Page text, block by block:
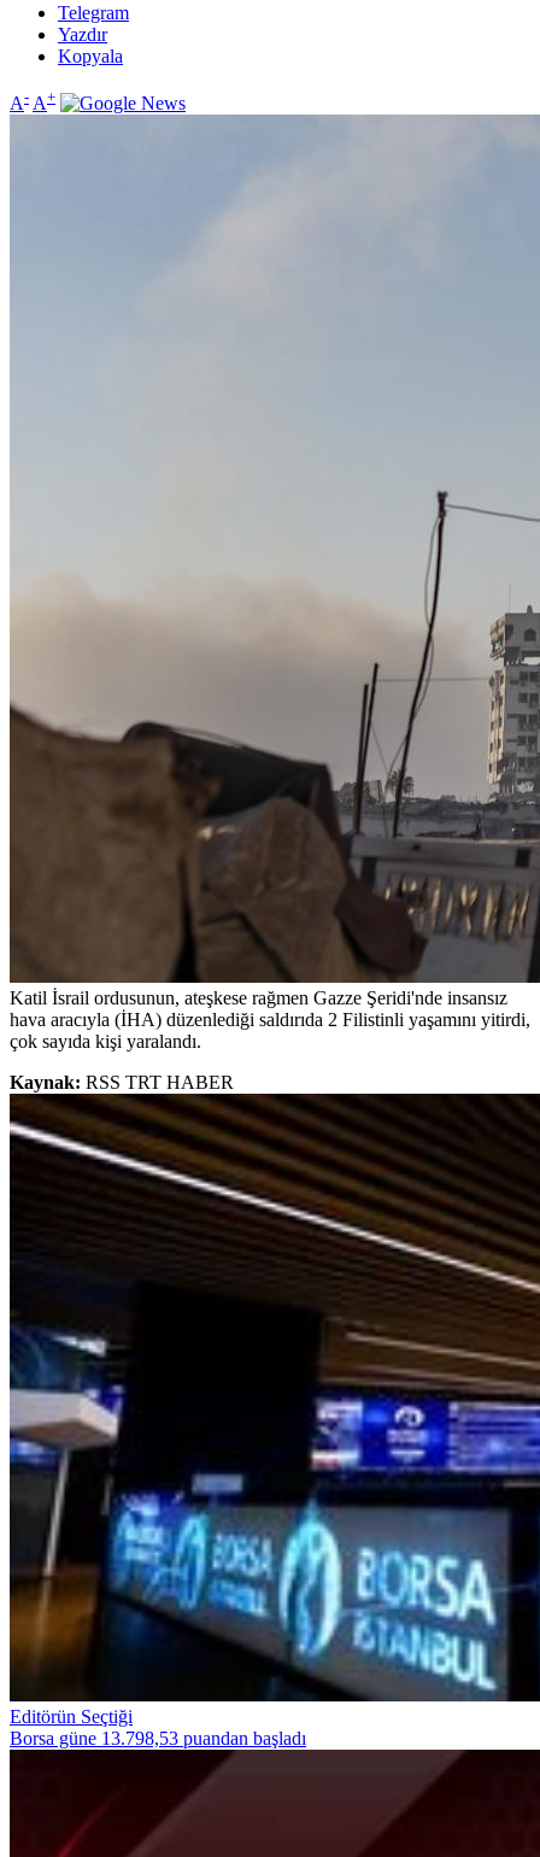
Telegram
Yazdır
Kopyala
A- A+
Katil İsrail ordusunun, ateşkese rağmen Gazze Şeridi'nde insansız
hava aracıyla (İHA) düzenlediği saldırıda 2 Filistinli yaşamını yitirdi,
çok sayıda kişi yaralandı.
Kaynak: RSS TRT HABER
Editörün Seçtiği
Borsa güne 13.798,53 puandan başladı